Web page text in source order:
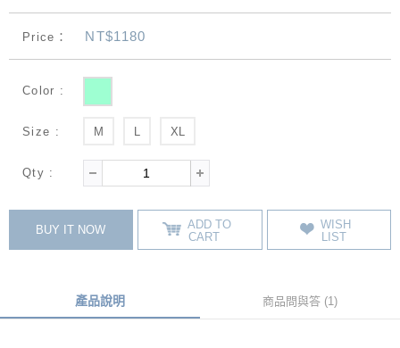
Price： NT$1180
Color :
Size : M L XL
Qty :
BUY IT NOW
ADD TO
CART
WISH
LIST
產品說明 商品問與答 (1)